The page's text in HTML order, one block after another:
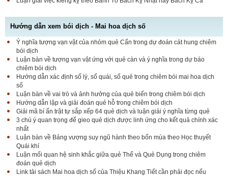
Hướng dẫn xem bói dịch - Mai hoa dịch số
Ý nghĩa tượng vạn vật của nhóm quẻ Cấn trong dự đoán cát hung chiêm
bói dịch
Luận bàn về tượng vạn vật ứng với quẻ càn và ý nghĩa trong dự báo
chiêm bói dịch
Hướng dẫn xác định số lý, số quái, số quẻ trong chiêm bói mai hoa dịch
số
Luận bàn về vai trò và ảnh hưởng của quẻ biến trong chiêm bói dịch
Hướng dẫn lập và giải đoán quẻ hỗ trong chiêm bói dịch
Giải mã bí ấn trật tự sắp xếp 64 quẻ dịch và luận giải ý nghĩa từng quẻ
3 chú ý quan trọng để gieo quẻ dịch được linh ứng cho kết quả chính xác
nhất
Luận bàn về Bảng vượng suy ngũ hành theo bốn mùa theo Học thuyết
Quái khí
Luận mối quan hệ sinh khắc giữa quẻ Thể và Quẻ Dụng trong chiêm
đoán quẻ dịch
Link tải sách Mai hoa dịch số của Thiệu Khang Tiết cần phải đọc nếu